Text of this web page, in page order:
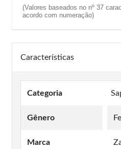
(Valores baseados no nº 37
acordo com numeração)
Características
Categoria
Gênero
Marca